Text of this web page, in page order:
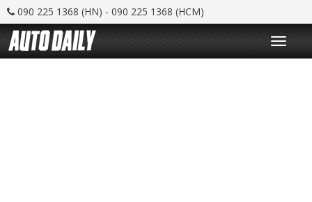
090 225 1368 (HN) - 090 225 1368 (HCM)
T
o
g